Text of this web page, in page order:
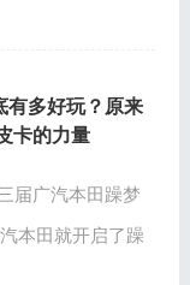
有多好玩？原来
卡的力量
届广汽本田躁梦
本田就开启了躁